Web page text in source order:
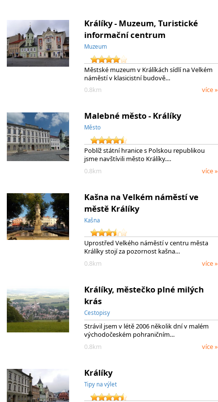
Králíky - Muzeum, Turistické
informační centrum
Muzeum
Městské muzeum v Králíkách sídlí na Velkém
náměstí v klasicistní budově…
0.8km
více »
Malebné město - Králíky
Město
Poblíž státní hranice s Polskou republikou
jsme navštívili město Králíky.…
0.8km
více »
Kašna na Velkém náměstí ve
městě Králíky
Kašna
Uprostřed Velkého náměstí v centru města
Králíky stojí za pozornost kašna…
0.8km
více »
Králíky, městečko plné milých
krás
Cestopisy
Strávil jsem v létě 2006 několik dní v malém
východočeském pohraničním…
0.8km
více »
Králíky
Tipy na výlet